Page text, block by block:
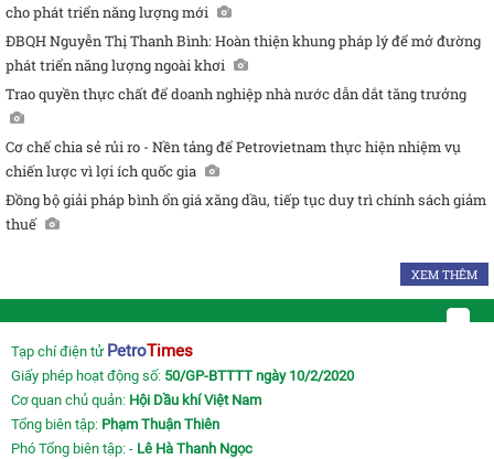
cho phát triển năng lượng mới
ĐBQH Nguyễn Thị Thanh Bình: Hoàn thiện khung pháp lý để mở đường
phát triển năng lượng ngoài khơi
Trao quyền thực chất để doanh nghiệp nhà nước dẫn dắt tăng trưởng
Cơ chế chia sẻ rủi ro - Nền tảng để Petrovietnam thực hiện nhiệm vụ
chiến lược vì lợi ích quốc gia
Đồng bộ giải pháp bình ổn giá xăng dầu, tiếp tục duy trì chính sách giảm
thuế
XEM THÊM
Tạp chí điện tử PetroTimes
Giấy phép hoạt động số: 50/GP-BTTTT ngày 10/2/2020
Cơ quan chủ quản: Hội Dầu khí Việt Nam
Tổng biên tập: Phạm Thuận Thiên
Phó Tổng biên tập: - Lê Hà Thanh Ngọc